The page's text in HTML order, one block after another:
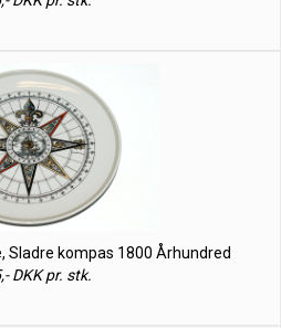
Sladre kompas 1800 Århundred
DKK pr. stk.